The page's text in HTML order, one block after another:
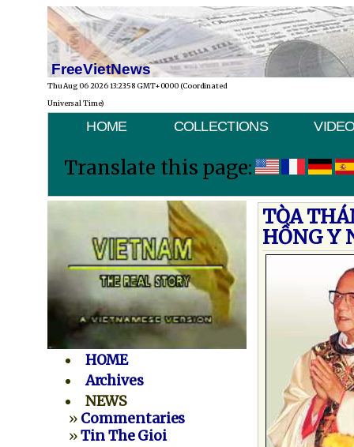
FreeVietNews
Thu Aug 06 2026 13:23:58 GMT+0000 (Coordinated
Universal Time)
HOME COLLECTIONS
Translate this page:
HOME
Archives
NEWS
» Commentaries
»Tin The Gioi
TÒA
HỒNG Y